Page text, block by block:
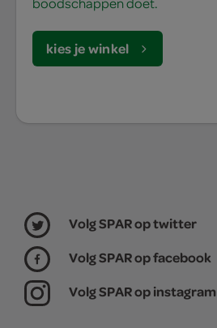
kies je winkel
Volg SPAR op twitter
Volg SPAR op facebook
Volg SPAR op instagram